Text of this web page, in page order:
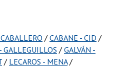
/ CABANE - CID /
GALLEGUILLOS / GALVÁN -
/ LECAROS - MENA/